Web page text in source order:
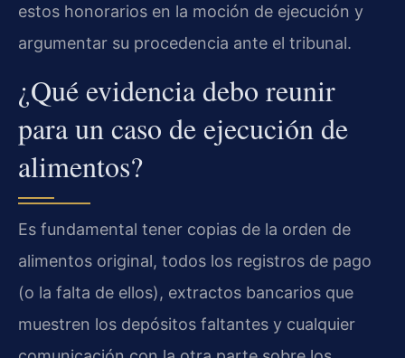
estos honorarios en la moción de ejecución y
argumentar su procedencia ante el tribunal.
¿Qué evidencia debo reunir
para un caso de ejecución de
alimentos?
Es fundamental tener copias de la orden de
alimentos original, todos los registros de pago
(o la falta de ellos), extractos bancarios que
muestren los depósitos faltantes y cualquier